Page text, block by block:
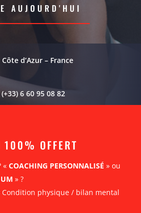
AUJOURD'HUI
Côte d’Azur – France
6 60 95 08 82
100% OFFERT
« COACHING PERSONNALISÉ » ou
» ?
Condition physique / bilan mental